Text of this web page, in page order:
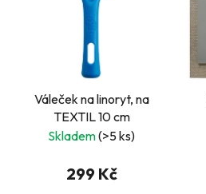
Váleček na linoryt, na
TEXTIL 10 cm
Skladem(>5 ks)
299 Kč